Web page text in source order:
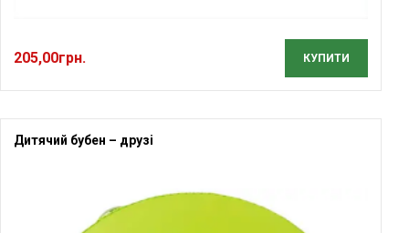
205,00грн. КУПИТИ
Дитячий бубен – друзі